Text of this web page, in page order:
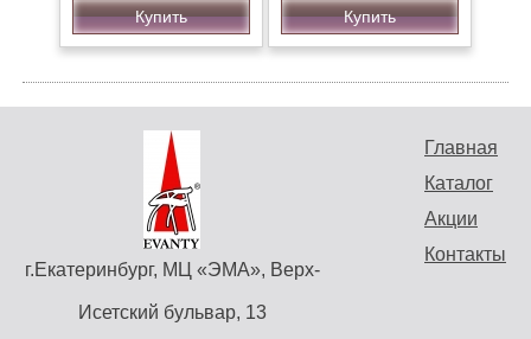
Купить Купить
Главная
Каталог
Акции
Контакты
г.Екатеринбург, МЦ «ЭМА», Верх-
Исетский бульвар, 13